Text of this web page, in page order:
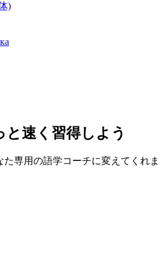
)
速く習得しよう
専用の語学コーチに変えてくれま